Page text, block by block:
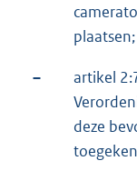
plaatsen;
–
artikel
deze